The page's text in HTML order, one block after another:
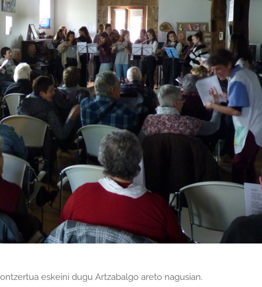
eskeini dugu Artzabalgo areto nagusian.